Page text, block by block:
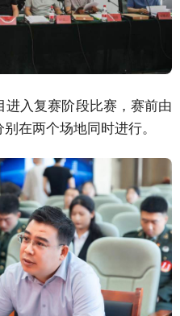
入复赛阶段比赛，赛前由
在两个场地同时进行。